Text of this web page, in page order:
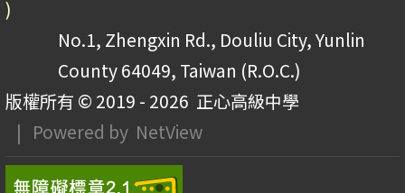
)
No.1, Zhengxin Rd., Douliu City, Yunlin
County 64049, Taiwan (R.O.C.)
版權所有 © 2019 - 2026 正心高級中學
| Powered by NetView